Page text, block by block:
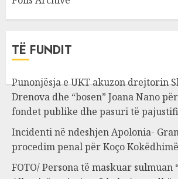
TË FUNDIT
Punonjësja e UKT akuzon drejtorin
Drenova dhe “bosen” Joana Nano
fondet publike dhe pasuri të
Incidenti në ndeshjen Apolonia-
procedim penal për Koço
FOTO/ Persona të maskuar sulmuan